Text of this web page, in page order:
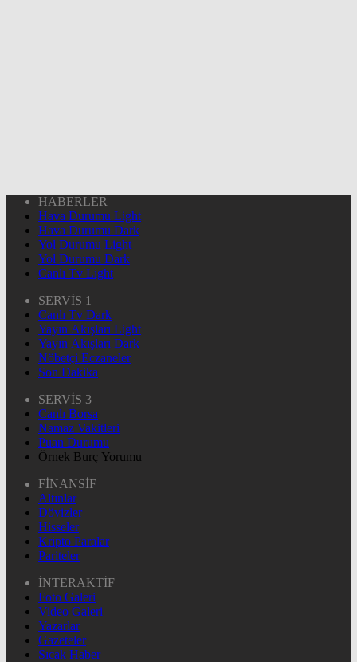
HABERLER
Hava Durumu Light
Hava Durumu Dark
Yol Durumu Light
Yol Durumu Dark
Canlı Tv Light
SERVİS 1
Canlı Tv Dark
Yayın Akışları Light
Yayın Akışları Dark
Nöbetçi Eczaneler
Son Dakika
SERVİS 3
Canlı Borsa
Namaz Vakitleri
Puan Durumu
Örnek Burç Yorumu
FİNANSİF
Altınlar
Dövizler
Hisseler
Kripto Paralar
Pariteler
İNTERAKTİF
Foto Galeri
Video Galeri
Yazarlar
Gazeteler
Sıcak Haber